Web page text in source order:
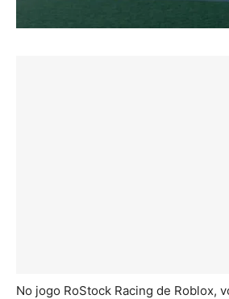
No jogo RoStock Racing de Roblox,